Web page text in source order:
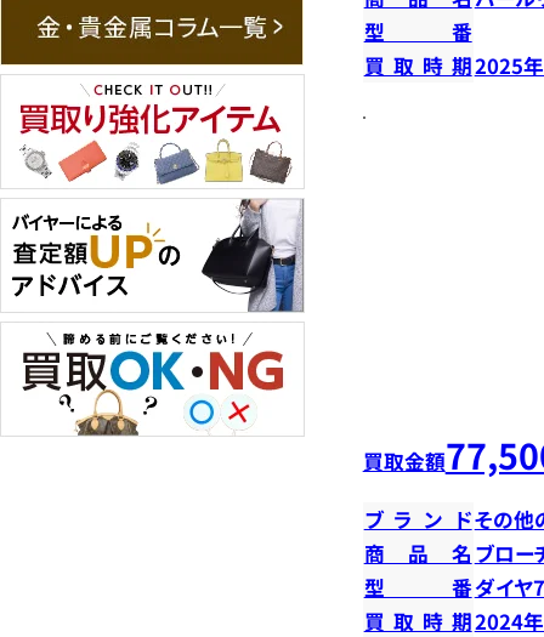
型番
買取時期2025
買取金額
ブランドその他
商品名 ブロー
型番ダイヤ
買取時期2024